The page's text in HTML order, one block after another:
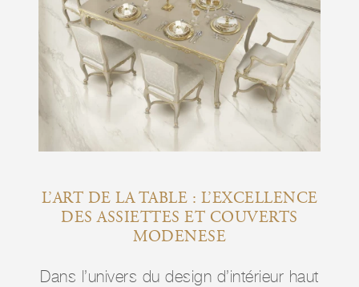
L’ART DE LA TABLE : L’EXCELLENCE
DES ASSIETTES ET COUVERTS
MODENESE
Dans l’univers du design d’intérieur haut